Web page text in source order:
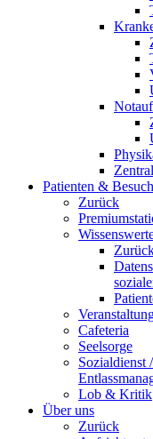
Patienten &
Zurück
Cafeteria
Seelsorge
Sozialdienst /
Lob & Kritik
Über uns
Zurück